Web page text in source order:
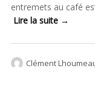
entremets au café
Lire la suite →
Clément